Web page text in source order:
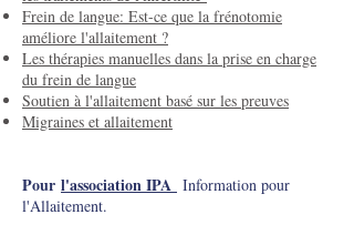
Frein de langue: Est-ce que la frénotomie
améliore l'allaitement ?
Les thérapies manuelles dans la prise en charge
du frein de langue
Soutien à l'allaitement basé sur les preuves
Migraines et allaitement
Pour l'association IPA Information pour
l'Allaitement.